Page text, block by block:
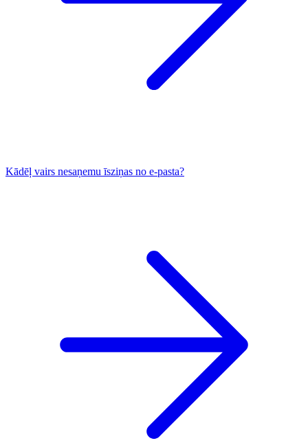
Kādēļ vairs nesaņemu īsziņas no e-pasta?